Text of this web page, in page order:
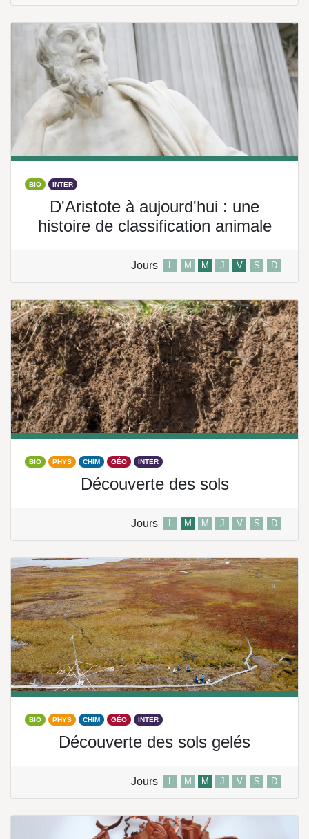
BIO INTER
D'Aristote à aujourd'hui : une
histoire de classification animale
Jours L M M J V S D
BIO PHYS CHIM GÉO INTER
Découverte des sols
Jours L M M J V S D
BIO PHYS CHIM GÉO INTER
Découverte des sols gelés
Jours L M M J V S D